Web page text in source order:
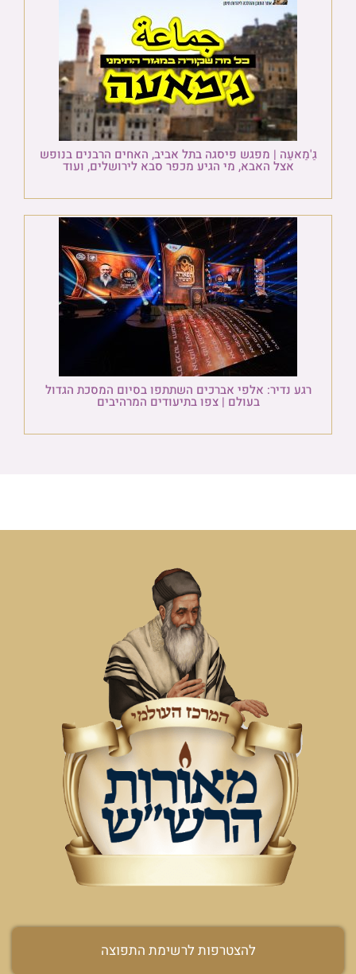
גַ'מַאעַה | מפגש פיסגה בתל אביב, האחים הרבנים בנופש
אצל האבא, מי הגיע מכפר סבא לירושלים, ועוד
רגע נדיר: אלפי אברכים השתתפו בסיום המסכת הגדול
בעולם | צפו בתיעודים המרהיבים
להצטרפות לרשימת התפוצה